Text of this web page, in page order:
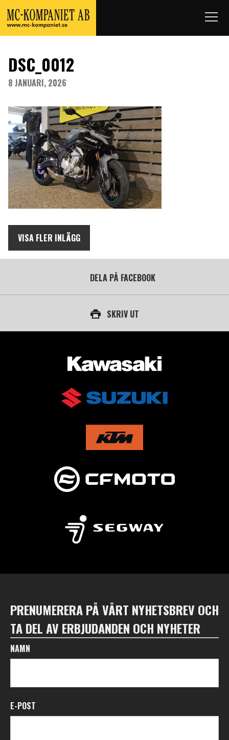
DSC_0012
8 JANUARI, 2026
VISA FLER INLÄGG
DELA PÅ FACEBOOK
SKRIV UT
AUKTORISERAD ÅTERFÖRSÄLJARE AV
PRENUMERERA PÅ VÅRT NYHETSBREV OCH
TA DEL AV ERBJUDANDEN OCH NYHETER
NAMN
E-POST